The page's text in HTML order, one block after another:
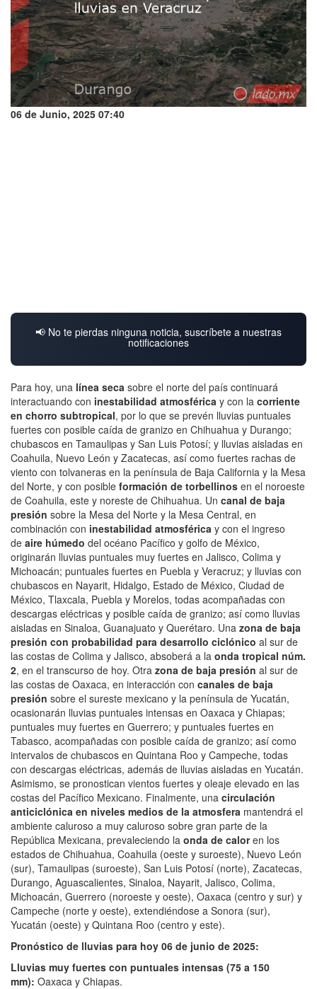
06 de Junio, 2025 07:40
📢 No te pierdas ninguna noticia, suscríbete a nuestras
notificaciones
Para hoy, una línea seca sobre el norte del país continuará
interactuando con inestabilidad atmosférica y con la corriente
en chorro subtropical, por lo que se prevén lluvias puntuales
fuertes con posible caída de granizo en Chihuahua y Durango;
chubascos en Tamaulipas y San Luis Potosí; y lluvias aisladas en
Coahuila, Nuevo León y Zacatecas, así como fuertes rachas de
viento con tolvaneras en la península de Baja California y la Mesa
del Norte, y con posible formación de torbellinos en el noroeste
de Coahuila, este y noreste de Chihuahua. Un canal de baja
presión sobre la Mesa del Norte y la Mesa Central, en
combinación con inestabilidad atmosférica y con el ingreso
de aire húmedo del océano Pacífico y golfo de México,
originarán lluvias puntuales muy fuertes en Jalisco, Colima y
Michoacán; puntuales fuertes en Puebla y Veracruz; y lluvias con
chubascos en Nayarit, Hidalgo, Estado de México, Ciudad de
México, Tlaxcala, Puebla y Morelos, todas acompañadas con
descargas eléctricas y posible caída de granizo; así como lluvias
aisladas en Sinaloa, Guanajuato y Querétaro. Una zona de baja
presión con probabilidad para desarrollo ciclónico al sur de
las costas de Colima y Jalisco, absoberá a la onda tropical núm.
2, en el transcurso de hoy. Otra zona de baja presión al sur de
las costas de Oaxaca, en interacción con canales de baja
presión sobre el sureste mexicano y la península de Yucatán,
ocasionarán lluvias puntuales intensas en Oaxaca y Chiapas;
puntuales muy fuertes en Guerrero; y puntuales fuertes en
Tabasco, acompañadas con posible caída de granizo; así como
intervalos de chubascos en Quintana Roo y Campeche, todas
con descargas eléctricas, además de lluvias aisladas en Yucatán.
Asimismo, se pronostican vientos fuertes y oleaje elevado en las
costas del Pacífico Mexicano. Finalmente, una circulación
anticiclónica en niveles medios de la atmosfera mantendrá el
ambiente caluroso a muy caluroso sobre gran parte de la
República Mexicana, prevaleciendo la onda de caloren los
estados de Chihuahua, Coahuila (oeste y suroeste), Nuevo León
(sur), Tamaulipas (suroeste), San Luis Potosí (norte), Zacatecas,
Durango, Aguascalientes, Sinaloa, Nayarit, Jalisco, Colima,
Michoacán, Guerrero (noroeste y oeste), Oaxaca (centro y sur) y
Campeche (norte y oeste), extendiéndose a Sonora (sur),
Yucatán (oeste) y Quintana Roo (centro y este).
Pronóstico de lluvias para hoy 06 de junio de 2025:
Lluvias muy fuertes con puntuales intensas (75 a 150
mm): Oaxaca y Chiapas.